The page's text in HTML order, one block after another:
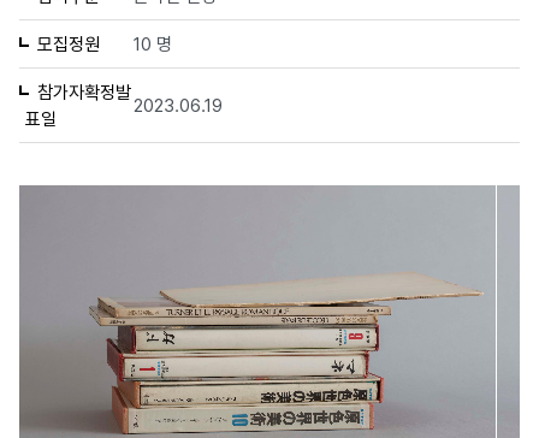
모집정원 10 명
참가자확정발
표일
2023.06.19